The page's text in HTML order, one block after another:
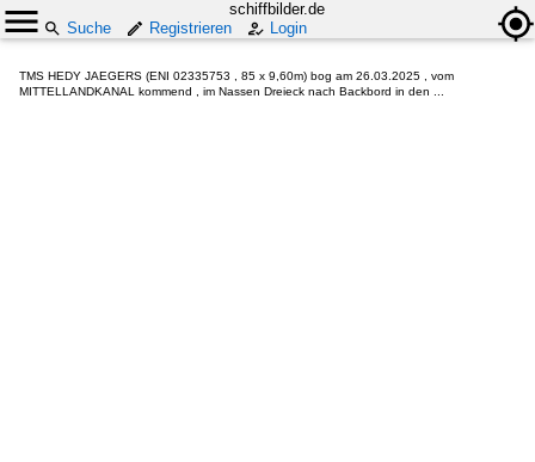
schiffbilder.de
Suche
Registrieren Login
TMS HEDY JAEGERS (ENI 02335753 , 85 x 9,60m) bog am 26.03.2025 , vom
MITTELLANDKANAL kommend , im Nassen Dreieck nach Backbord in den ...